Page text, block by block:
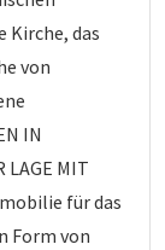
Kirche, das
von
IN
LAGE MIT
für das
Form von